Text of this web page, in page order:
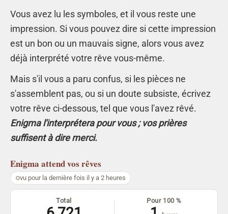
Vous avez lu les symboles, et il vous reste une
impression. Si vous pouvez dire si cette impression
est un bon ou un mauvais signe, alors vous avez
déjà interprété votre rêve vous-même.
Mais s'il vous a paru confus, si les pièces ne
s'assemblent pas, ou si un doute subsiste, écrivez
votre rêve ci-dessous, tel que vous l'avez rêvé.
Enigma l'interprétera pour vous ; vos prières
suffisent à dire merci.
Enigma attend vos rêves
vu pour la dernière fois il y a 2 heures
Total Pour 100 %